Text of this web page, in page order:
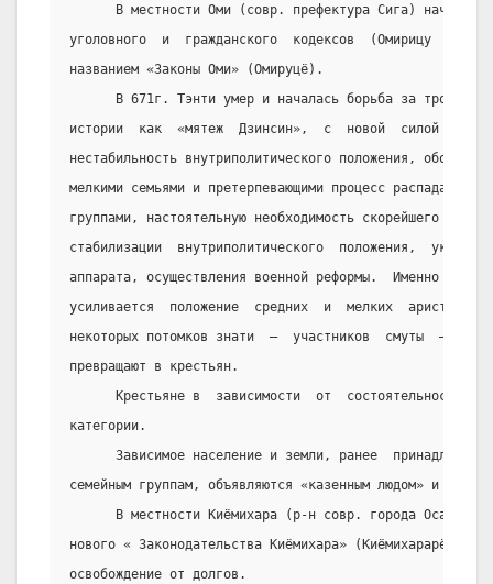
В местности Оми (совр. префектура Сига) началась
уголовного  и  гражданского  кодексов  (Омирицу  и
названием «Законы Оми» (Омируцё).
В 671г. Тэнти умер и началась борьба за трон.
истории  как  «мятеж  Дзинсин»,  с  новой  силой
нестабильность внутриполитического положения,
мелкими семьями и претерпевающими процесс распада
группами, настоятельную необходимость скорейшего
стабилизации  внутриполитического  положения,
аппарата, осуществления военной реформы.  Именно
усиливается  положение  средних  и  мелких
некоторых потомков знати  –  участников  смуты  –
превращают в крестьян.
Крестьяне в  зависимости  от  состоятельности
категории.
Зависимое население и земли, ранее
семейным группам, объявляются «казенным людом» и
В местности Киёмихара (р-н совр. города Осака)
нового « Законодательства Киёмихара» (Киёмихарарё).
освобождение от долгов.